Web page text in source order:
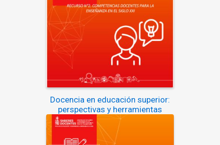
Docencia en educación superior:
perspectivas y herramientas